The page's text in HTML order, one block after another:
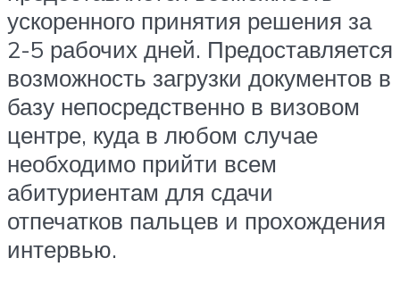
ускоренного принятия решения за
2-5 рабочих дней. Предоставляется
возможность загрузки документов в
базу непосредственно в визовом
центре, куда в любом случае
необходимо прийти всем
абитуриентам для сдачи
отпечатков пальцев и прохождения
интервью.